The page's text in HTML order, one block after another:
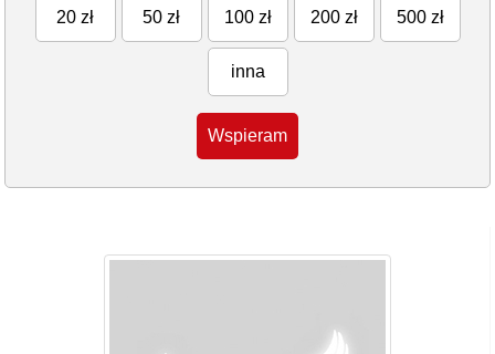
20 zł 50 zł 100 zł 200 zł 500 zł
inna
Wspieram